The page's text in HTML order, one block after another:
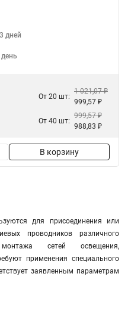
дней
день
От 20 шт:
1 021,07 ₽
999,57 ₽
От 40 шт:
999,57 ₽
988,83 ₽
В корзину
для присоединения или
проводников различного
сетей освещения,
применения специального
заявленным параметрам